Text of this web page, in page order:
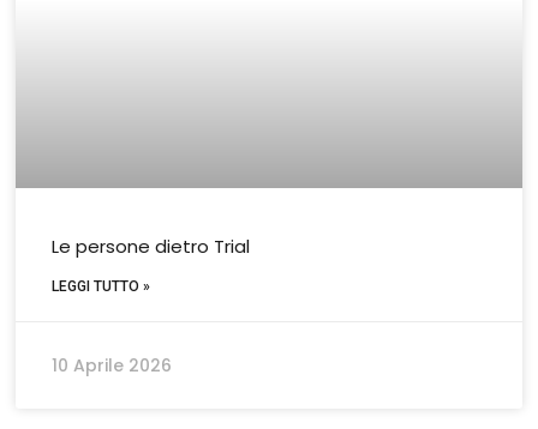
Le persone dietro Trial
LEGGI TUTTO »
10 Aprile 2026